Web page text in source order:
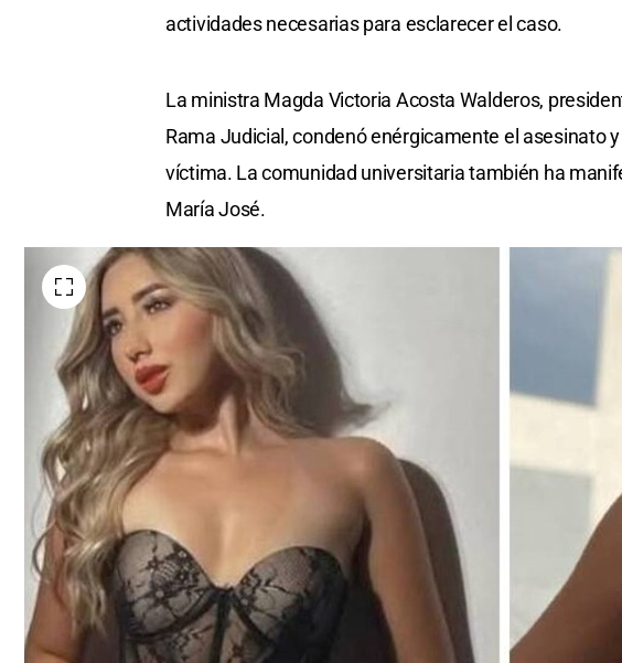
actividades necesarias para esclarecer el caso.
La ministra Magda Victoria Acosta Walderos,
Rama Judicial, condenó enérgicamente el asesinato
víctima. La comunidad universitaria también ha
María José.